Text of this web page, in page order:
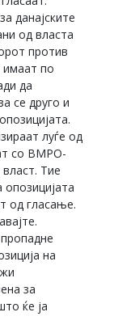
данајските
од власта
против
имаат по
да
се друго и
луѓе од
со ВМРО-
Тие
од гласање.
на
за
ќе ја